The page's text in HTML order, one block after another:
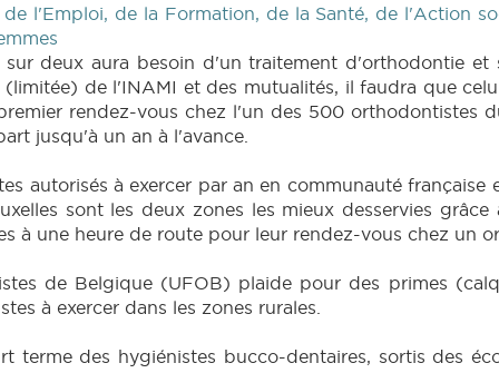
l'Emploi, de la Formation, de la Santé, de l'Action
deux aura besoin d'un traitement d'orthodontie et
de l'INAMI et des mutualités, il faudra que
rendez-vous chez l'un des 500 orthodontistes
jusqu'à un an à l'avance.
autorisés à exercer par an en communauté
sont les deux zones les mieux desservies
à une heure de route pour leur rendez-vous chez un
de Belgique (UFOB) plaide pour des primes
à exercer dans les zones rurales.
terme des hygiénistes bucco-dentaires, sortis des